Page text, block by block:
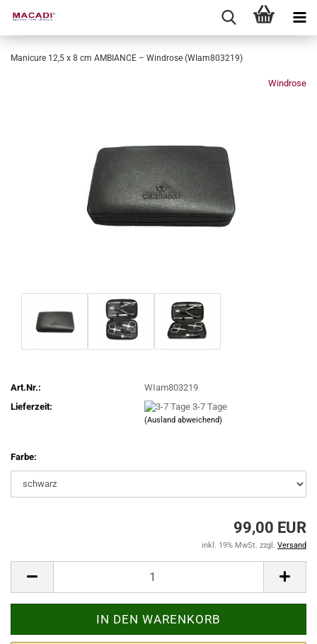
Manicure 12,5 x 8 cm AMBIANCE – Windrose (WIam803219)
Windrose
Art.Nr.:
WIam803219
Lieferzeit:
3-7 Tage
(Ausland abweichend)
Farbe:
99,00 EUR
inkl. 19% MwSt. zzgl. Versand